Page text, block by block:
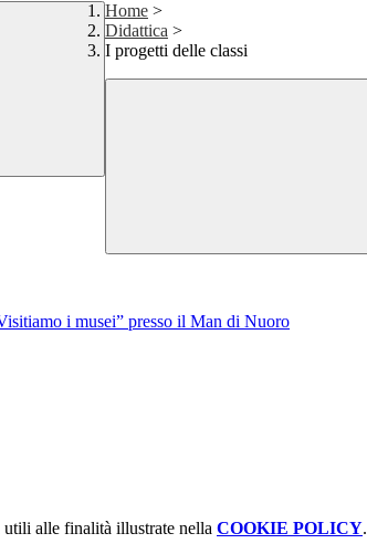
Home >
Didattica >
I progetti delle classi
i musei” presso il Man di Nuoro
alle finalità illustrate nella COOKIE POLICY.